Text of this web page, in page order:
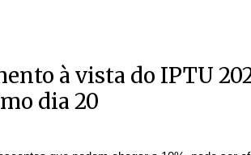
à vista do IPTU
dia 20